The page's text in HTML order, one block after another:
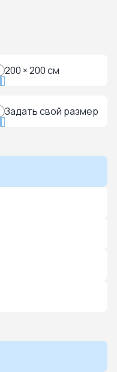
200 × 200 см
Задать свой размер